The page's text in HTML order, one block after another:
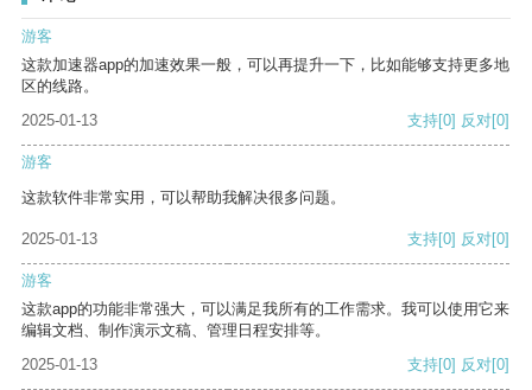
游客
这款加速器app的加速效果一般，可以再提升一下，比如能够支持更多地
区的线路。
2025-01-13
支持[0] 反对[0]
游客
这款软件非常实用，可以帮助我解决很多问题。
2025-01-13 支持[0] 反对[0]
游客
这款app的功能非常强大，可以满足我所有的工作需求。我可以使用它来
编辑文档、制作演示文稿、管理日程安排等。
2025-01-13
支持[0] 反对[0]